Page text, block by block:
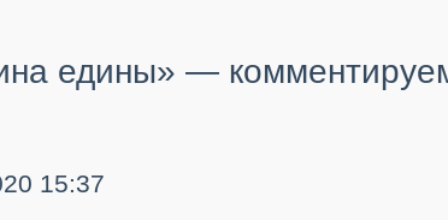
едины» —
15:37